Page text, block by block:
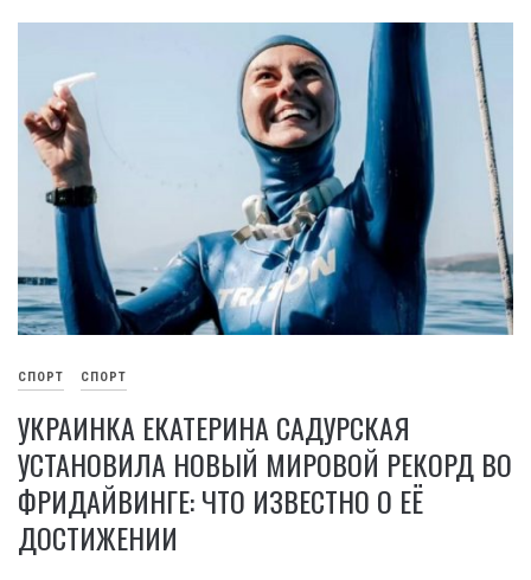
СПОРТ СПОРТ
УКРАИНКА ЕКАТЕРИНА САДУРСКАЯ
УСТАНОВИЛА НОВЫЙ МИРОВОЙ РЕКОРД ВО
ФРИДАЙВИНГЕ: ЧТО ИЗВЕСТНО О ЕЁ
ДОСТИЖЕНИИ